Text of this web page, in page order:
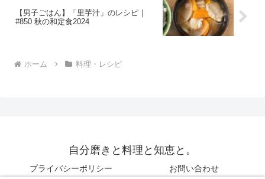
【男子ごはん】「里芋汁」のレシピ｜
#850 秋の和定食2024
ホーム 料理・レシピ
自分磨きと料理と知恵と。
プライバシーポリシー お問い合わせ